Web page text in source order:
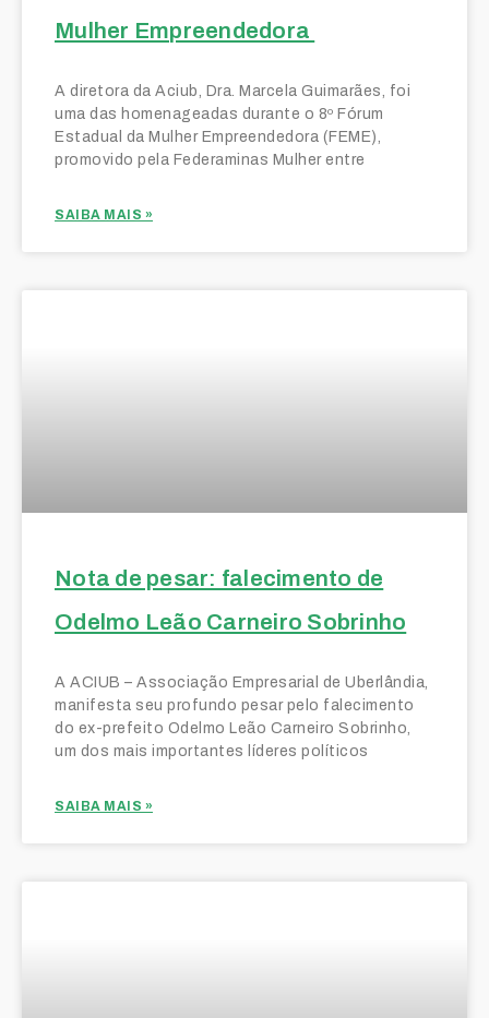
Mulher Empreendedora
A diretora da Aciub, Dra. Marcela Guimarães, foi
uma das homenageadas durante o 8º Fórum
Estadual da Mulher Empreendedora (FEME),
promovido pela Federaminas Mulher entre
SAIBA MAIS »
Nota de pesar: falecimento de
Odelmo Leão Carneiro Sobrinho
A ACIUB – Associação Empresarial de Uberlândia,
manifesta seu profundo pesar pelo falecimento
do ex-prefeito Odelmo Leão Carneiro Sobrinho,
um dos mais importantes líderes políticos
SAIBA MAIS »